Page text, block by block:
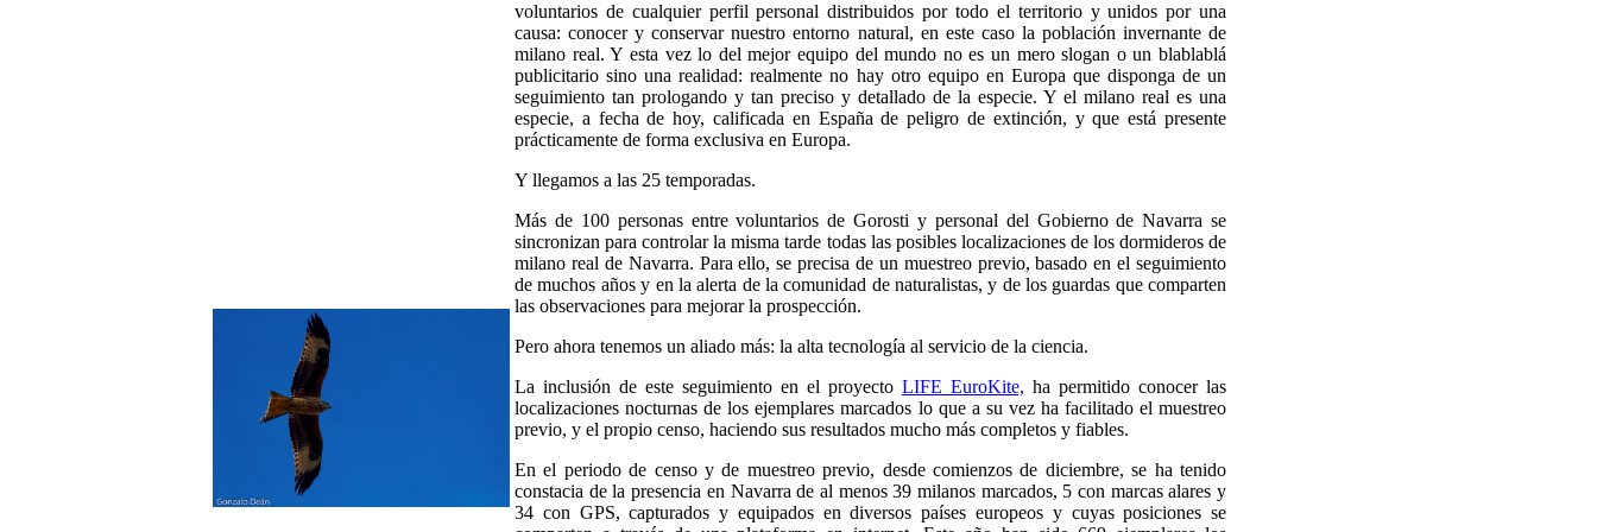
voluntarios de cualquier perfil personal distribuidos por todo el territorio y unidos por una
causa: conocer y conservar nuestro entorno natural, en este caso la población invernante de
milano real. Y esta vez lo del mejor equipo del mundo no es un mero slogan o un blablablá
publicitario sino una realidad: realmente no hay otro equipo en Europa que disponga de un
seguimiento tan prologando y tan preciso y detallado de la especie. Y el milano real es una
especie, a fecha de hoy, calificada en España de peligro de extinción, y que está presente
prácticamente de forma exclusiva en Europa.
Y llegamos a las 25 temporadas.
Más de 100 personas entre voluntarios de Gorosti y personal del Gobierno de Navarra se
sincronizan para controlar la misma tarde todas las posibles localizaciones de los dormideros de
milano real de Navarra. Para ello, se precisa de un muestreo previo, basado en el seguimiento
de muchos años y en la alerta de la comunidad de naturalistas, y de los guardas que comparten
las observaciones para mejorar la prospección.
Pero ahora tenemos un aliado más: la alta tecnología al servicio de la ciencia.
La inclusión de este seguimiento en el proyectoLIFE EuroKite, ha permitido conocer las
localizaciones nocturnas de los ejemplares marcados lo que a su vez ha facilitado el muestreo
previo, y el propio censo, haciendo sus resultados mucho más completos y fiables.
En el periodo de censo y de muestreo previo, desde comienzos de diciembre, se ha tenido
constacia de la presencia en Navarra de al menos 39 milanos marcados, 5 con marcas alares y
34 con GPS, capturados y equipados en diversos países europeos y cuyas posiciones se